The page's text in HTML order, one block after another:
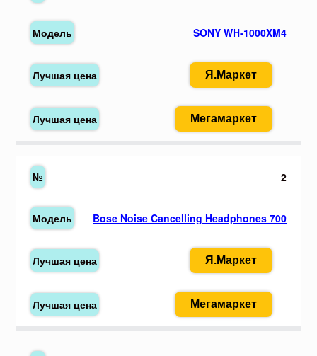
SONY WH-1000XM4
Я.Маркет
Мегамаркет
2
Bose Noise Cancelling Headphones 700
Я.Маркет
Мегамаркет